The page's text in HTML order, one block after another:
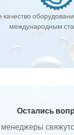
качество
международным
Остались